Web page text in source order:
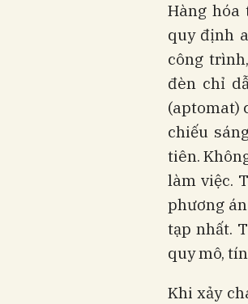
Hàng hóa
quy định
công
đèn chỉ
(aptomat)
chiếu
tiên.
làm việc.
phương
tạp nhất.
quy mô,
Khi xảy